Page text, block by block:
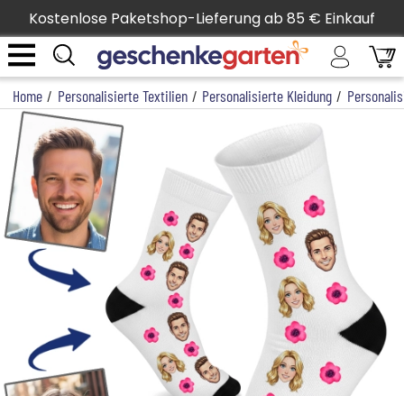
Kostenlose Paketshop-Lieferung ab 85 € Einkauf
Home / Personalisierte Textilien / Personalisierte Kleidung /